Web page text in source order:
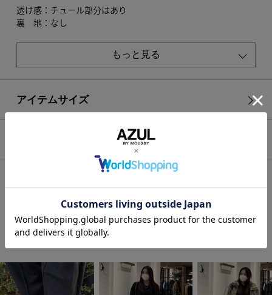
透け感：チュール部分はあり
裏 地：なし
[注意事項]
※画像の商品はサンプルです。実際の商品と仕様、加工が若干
※画像の商品は光の照射や角度、お使いのモニター環境によ
り、実物と色味が異なる場合がございます。
※着用、お取り扱いの際は、アテンションタグをご確認くださ
もっと見る
アイテムサイズ
【PLUS】シアードッキングトップス